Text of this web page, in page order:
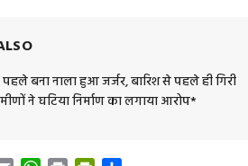
बना नाला हुआ जर्जर, बारिश से पहले ही गिरी
ने घटिया निर्माण का लगाया आरोप*